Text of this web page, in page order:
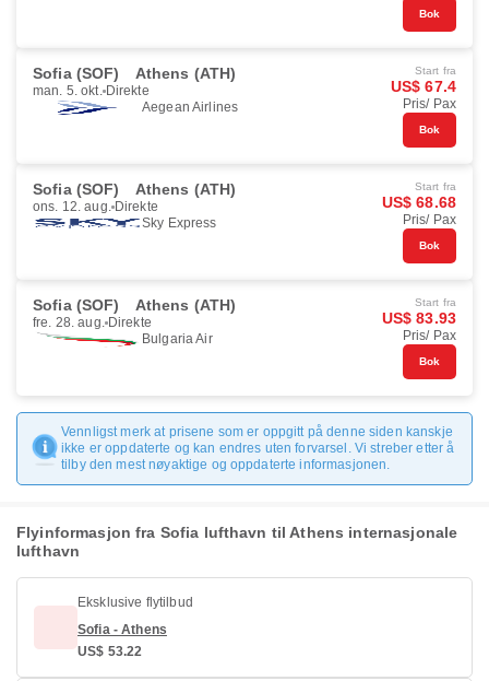
Bok
Sofia (SOF) Athens (ATH)
man. 5. okt. Direkte
Aegean Airlines
Start fra
US$ 67.4
Pris/ Pax
Bok
Sofia (SOF) Athens (ATH)
ons. 12. aug. Direkte
Sky Express
Start fra
US$ 68.68
Pris/ Pax
Bok
Sofia (SOF) Athens (ATH)
fre. 28. aug. Direkte
Bulgaria Air
Start fra
US$ 83.93
Pris/ Pax
Bok
Vennligst merk at prisene som er oppgitt på denne siden kanskje
ikke er oppdaterte og kan endres uten forvarsel. Vi streber etter å
tilby den mest nøyaktige og oppdaterte informasjonen.
Flyinformasjon fra Sofia lufthavn til Athens internasjonale
lufthavn
Eksklusive flytilbud
Sofia - Athens
US$ 53.22